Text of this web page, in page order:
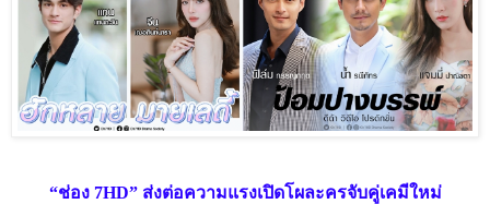
“ช่อง 7HD” ส่งต่อความแรงเปิดโผละครจับคู่เคมีใหม่